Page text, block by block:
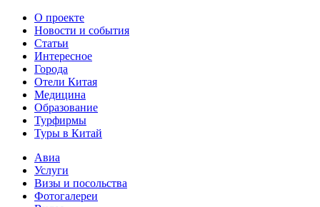
О проекте
Новости и события
Статьи
Интересное
Города
Отели Китая
Медицина
Образование
Турфирмы
Туры в Китай
Авиа
Услуги
Визы и посольства
Фотогалереи